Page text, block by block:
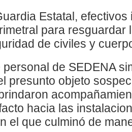
Estatal,
para resguardar
de civiles y
de SEDENA
presunto objeto
hacia las
el que culminó de